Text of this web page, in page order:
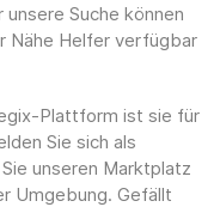
Suche können
Nähe Helfer verfügbar
Plattform ist sie für
Sie sich als
unseren Marktplatz
Umgebung. Gefällt